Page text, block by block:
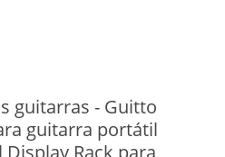
guitarras - Guitto
guitarra portátil